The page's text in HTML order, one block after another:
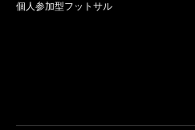
個人参加型フットサル